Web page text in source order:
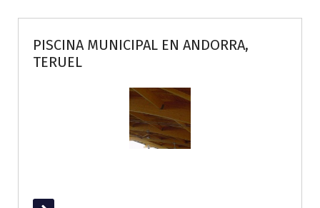
PISCINA MUNICIPAL EN ANDORRA,
TERUEL